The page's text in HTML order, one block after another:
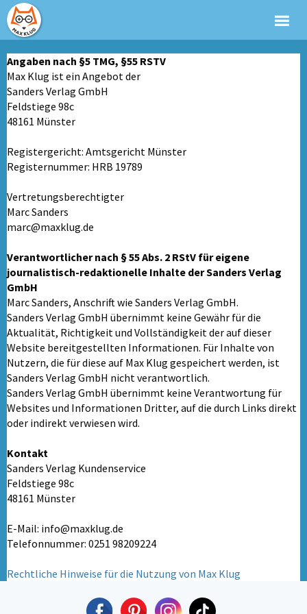
Angaben nach §5 TMG, §55 RSTV
Max Klug ist ein Angebot der
Sanders Verlag GmbH
Feldstiege 98c
48161 Münster
Registergericht: Amtsgericht Münster
Registernummer: HRB 19789
Vertretungsberechtigter
Marc Sanders
marc@maxklug.de
Verantwortlicher nach § 55 Abs. 2 RStV für eigene
journalistisch-redaktionelle Inhalte der Sanders Verlag
GmbH
Marc Sanders, Anschrift wie Sanders Verlag GmbH.
Sanders Verlag GmbH übernimmt keine Gewähr für die
Aktualität, Richtigkeit und Vollständigkeit der auf dieser
Website bereitgestellten Informationen. Für Inhalte von
Nutzern, die für diese auf Max Klug gespeichert werden, ist
Sanders Verlag GmbH nicht verantwortlich.
Sanders Verlag GmbH übernimmt keine Verantwortung für
Websites und Informationen Dritter, auf die durch Links direkt
oder indirekt verwiesen wird.
Kontakt
Sanders Verlag Kundenservice
Feldstiege 98c
48161 Münster
E-Mail: info@maxklug.de
Telefonnummer: 0251 98209224
Rechtliche Hinweise für die Nutzung von Max Klug